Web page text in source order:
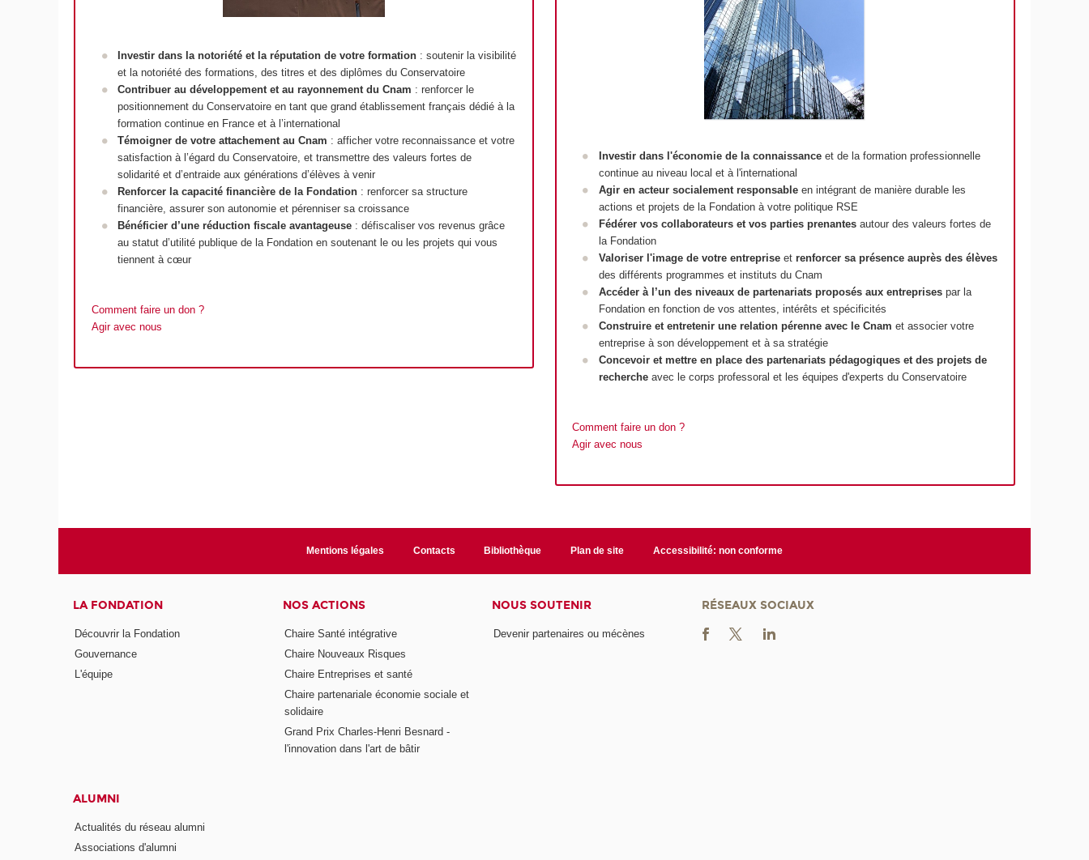
Investir dans la notoriété et la réputation de votre formation : soutenir la visibilité
et la notoriété des formations, des titres et des diplômes du Conservatoire
Contribuer au développement et au rayonnement du Cnam : renforcer le
positionnement du Conservatoire en tant que grand établissement français dédié à la
formation continue en France et à l’international
Témoigner de votre attachement au Cnam : afficher votre reconnaissance et votre
satisfaction à l’égard du Conservatoire, et transmettre des valeurs fortes de
solidarité et d’entraide aux générations d’élèves à venir
Renforcer la capacité financière de la Fondation : renforcer sa structure
financière, assurer son autonomie et pérenniser sa croissance
Bénéficier d’une réduction fiscale avantageuse : défiscaliser vos revenus grâce
au statut d’utilité publique de la Fondation en soutenant le ou les projets qui vous
tiennent à cœur
Comment faire un don ?
Agir avec nous
Investir dans l'économie de la connaissanceet de la formation professionnelle
continue au niveau local et à l'international
Agir en acteur socialement responsable en intégrant de manière durable les
actions et projets de la Fondation à votre politique RSE
Fédérer vos collaborateurs et vos parties prenantes autour des valeurs fortes de
la Fondation
Valoriser l'image de votre entreprise et renforcer sa présence auprès des élèves
des différents programmes et instituts du Cnam
Accéder à l’un des niveaux de partenariats proposés aux entreprises par la
Fondation en fonction de vos attentes, intérêts et spécificités
Construire et entretenir une relation pérenne avec le Cnam et associer votre
entreprise à son développement et à sa stratégie
Concevoir et mettre en place des partenariats pédagogiques et des projets de
rechercheavec le corps professoral et les équipes d'experts du Conservatoire
Comment faire un don ?
Agir avec nous
Mentions légales Contacts Bibliothèque Plan de site Accessibilité: non conforme
LA FONDATION
Découvrir la Fondation
Gouvernance
L'équipe
NOS ACTIONS
Chaire Santé intégrative
Chaire Nouveaux Risques
Chaire Entreprises et santé
Chaire partenariale économie sociale et
solidaire
Grand Prix Charles-Henri Besnard -
l'innovation dans l'art de bâtir
NOUS SOUTENIR
Devenir partenaires ou mécènes
ALUMNI
Actualités du réseau alumni
Associations d'alumni
RÉSEAUX SOCIAUX